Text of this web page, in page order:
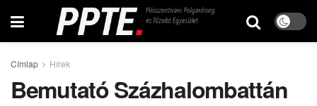
Címlap Hírek
Bemutató Százhalombattán